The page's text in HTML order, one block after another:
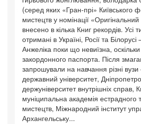
(серед яких «Гран-прі» Київського
мистецтв у номінації «Оригінальний
внесено в кілька Книг рекордів. Усі
отримані в Україні, Росії та
Анжеліка поки що невиїзна,
закордонного паспорта. Після
запрошували на навчання різні
державний університет,
держуніверситет внутрішніх справ,
муніципальна академія естрадного
мистецтв, Міжнародний інститут
Архангельську...